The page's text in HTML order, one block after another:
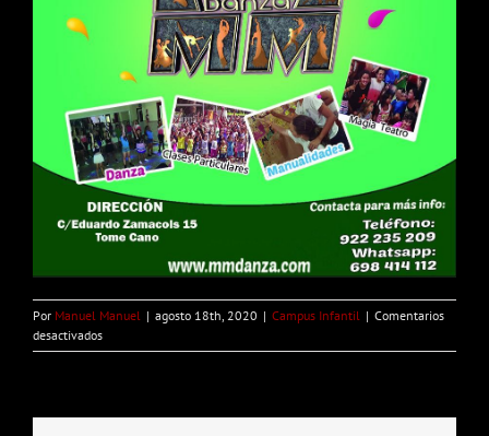
Por Manuel Manuel | agosto 18th, 2020 | Campus Infantil | Comentarios
desactivadosen
Campus